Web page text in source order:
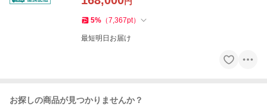
5% （7,367pt）
最短明日お届け
お探しの商品が見つかりませんか？